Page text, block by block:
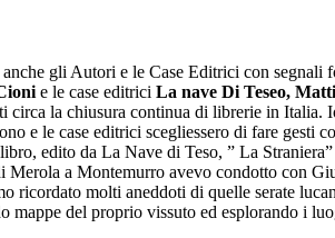
gli Autori e le Case Editrici con
e le case editrici La nave Di Teseo,
la chiusura continua di librerie in
e le case editrici scegliessero di fare
edito da La Nave di Teso, ” La
Merola a Montemurro avevo condotto con
ricordato molti aneddoti di quelle serate
mappe del proprio vissuto ed esplorando i